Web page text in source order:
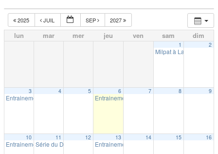
2025 JUIL SEP 2027
lun mar mer jeu ven sam dim
1
Milpat à La Tuque
2
3
Entrainement extérieur à Shawinigan18:30
4 5 6
Entrainement extérieur à Shawinigan
7 8 9
10
Entrainement extérieur à Shawinigan18:30
11
Série du Diable – Saison 19 – Course # 4
12 13
Entrainement extérieur à Shawinigan
14 15 16